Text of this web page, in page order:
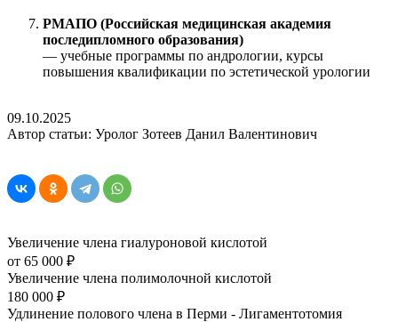
РМАПО (Российская медицинская академия
последипломного образования)
— учебные программы по андрологии, курсы
повышения квалификации по эстетической урологии
09.10.2025
Автор статьи: Уролог Зотеев Данил Валентинович
Увеличение члена гиалуроновой кислотой
от 65 000 ₽
Увеличение члена полимолочной кислотой
180 000 ₽
Удлинение полового члена в Перми - Лигаментотомия